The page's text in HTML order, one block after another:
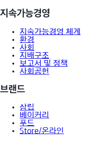
지속가능경영
지속가능경영 체계
환경
사회
지배구조
보고서 및 정책
사회공헌
브랜드
삼립
베이커리
푸드
Store/온라인